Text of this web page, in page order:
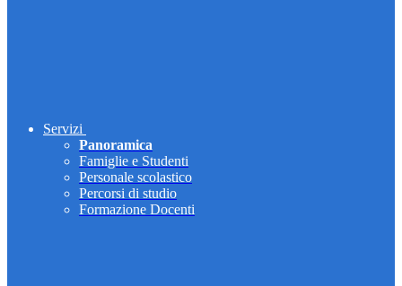
Servizi
Panoramica
Famiglie e Studenti
Personale scolastico
Percorsi di studio
Formazione Docenti